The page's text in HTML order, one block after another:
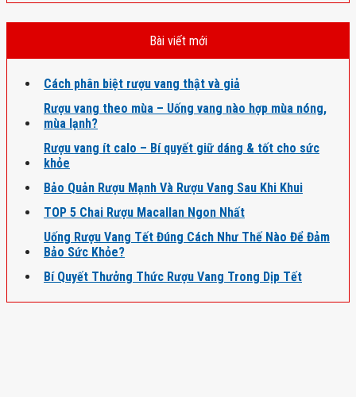
Bài viết mới
Cách phân biệt rượu vang thật và giả
Rượu vang theo mùa – Uống vang nào hợp mùa nóng,
mùa lạnh?
Rượu vang ít calo – Bí quyết giữ dáng & tốt cho sức
khỏe
Bảo Quản Rượu Mạnh Và Rượu Vang Sau Khi Khui
TOP 5 Chai Rượu Macallan Ngon Nhất
Uống Rượu Vang Tết Đúng Cách Như Thế Nào Để Đảm
Bảo Sức Khỏe?
Bí Quyết Thưởng Thức Rượu Vang Trong Dịp Tết